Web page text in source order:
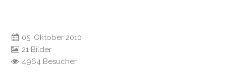
05. Oktober 2010
21 Bilder
4964 Besucher